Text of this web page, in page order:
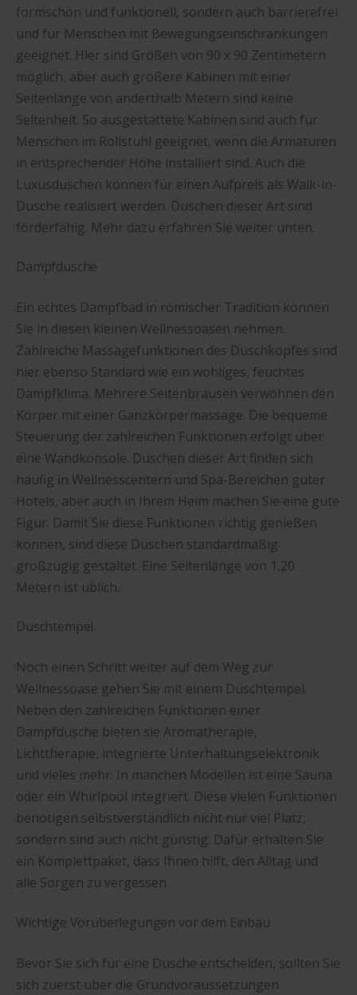
formschön und funktionell, sondern auch barrierefrei
und für Menschen mit Bewegungseinschränkungen
geeignet. Hier sind Größen von 90 x 90 Zentimetern
möglich, aber auch größere Kabinen mit einer
Seitenlänge von anderthalb Metern sind keine
Seltenheit. So ausgestattete Kabinen sind auch für
Menschen im Rollstuhl geeignet, wenn die Armaturen
in entsprechender Höhe installiert sind. Auch die
Luxusduschen können für einen Aufpreis als Walk-in-
Dusche realisiert werden. Duschen dieser Art sind
förderfähig. Mehr dazu erfahren Sie weiter unten.
Dampfdusche
Ein echtes Dampfbad in römischer Tradition können
Sie in diesen kleinen Wellnessoasen nehmen.
Zahlreiche Massagefunktionen des Duschkopfes sind
hier ebenso Standard wie ein wohliges, feuchtes
Dampfklima. Mehrere Seitenbrausen verwöhnen den
Körper mit einer Ganzkörpermassage. Die bequeme
Steuerung der zahlreichen Funktionen erfolgt über
eine Wandkonsole. Duschen dieser Art finden sich
häufig in Wellnesscentern und Spa-Bereichen guter
Hotels, aber auch in Ihrem Heim machen Sie eine gute
Figur. Damit Sie diese Funktionen richtig genießen
können, sind diese Duschen standardmäßig
großzügig gestaltet. Eine Seitenlänge von 1,20
Metern ist üblich.
Duschtempel
Noch einen Schritt weiter auf dem Weg zur
Wellnessoase gehen Sie mit einem Duschtempel.
Neben den zahlreichen Funktionen einer
Dampfdusche bieten sie Aromatherapie,
Lichttherapie, integrierte Unterhaltungselektronik
und vieles mehr. In manchen Modellen ist eine Sauna
oder ein Whirlpool integriert. Diese vielen Funktionen
benötigen selbstverständlich nicht nur viel Platz,
sondern sind auch nicht günstig. Dafür erhalten Sie
ein Komplettpaket, dass Ihnen hilft, den Alltag und
alle Sorgen zu vergessen.
Wichtige Vorüberlegungen vor dem Einbau
Bevor Sie sich für eine Dusche entscheiden, sollten Sie
sich zuerst über die Grundvoraussetzungen